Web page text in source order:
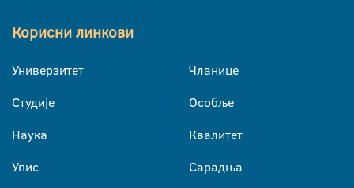
Корисни линкови
Универзитет
Студије
Наука
Упис
Чланице
Особље
Квалитет
Сарадња